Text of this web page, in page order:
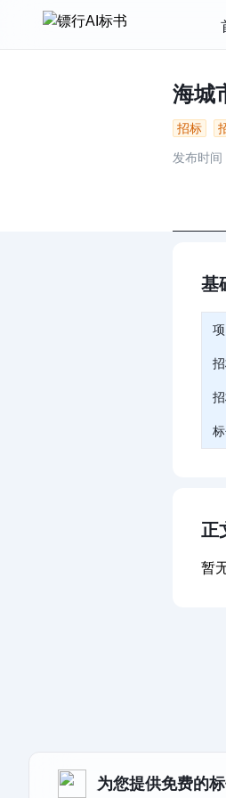
海城
招标
发布时
基
正
暂
为您提供免费的